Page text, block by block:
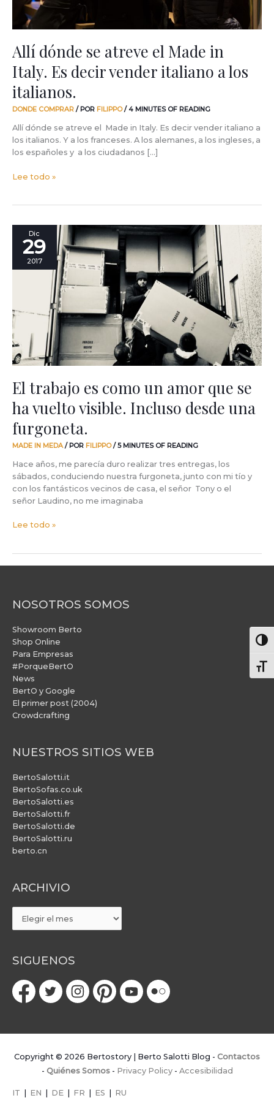
Allí dónde se atreve el Made in
Italy. Es decir vender italiano a los
italianos.
DONDE COMPRAR / POR FILIPPO/4 MINUTES OF READING
Allí dónde se atreve el Made in Italy. Es decir vender italiano a
los italianos. Y a los franceses. A los alemanes, a los ingleses, a
los españoles y a los ciudadanos […]
decir
vender
italiano
los
italianos.
Lee todo »
Dic
29
2017
El trabajo es como un amor que se
ha vuelto visible. Incluso desde una
furgoneta.
MADE IN MEDA/ POR FILIPPO/5 MINUTES OF READING
Hace años, me parecía duro realizar tres entregas, los
sábados, conduciendo nuestra furgoneta, junto con mi tío y
con los fantásticos vecinos de casa, el señor Tony o el
señor Laudino, no me imaginaba
trabajo
se
ha
vuelto
visible.
Incluso
una
furgoneta.
Lee todo »
NOSOTROS SOMOS
Showroom Berto
Shop Online
Para Empresas
#PorqueBertO
News
BertO y Google
El primer post (2004)
Crowdcrafting
NUESTROS SITIOS WEB
BertoSalotti.it
BertoSofas.co.uk
BertoSalotti.es
BertoSalotti.fr
BertoSalotti.de
BertoSalotti.ru
berto.cn
ARCHIVIO
ARCHIVIO
SIGUENOS
Copyright © 2026 Bertostory | Berto Salotti Blog - Contactos
- Quiénes Somos- Privacy Policy- Accesibilidad
IT | EN | DE | FR | ES | RU